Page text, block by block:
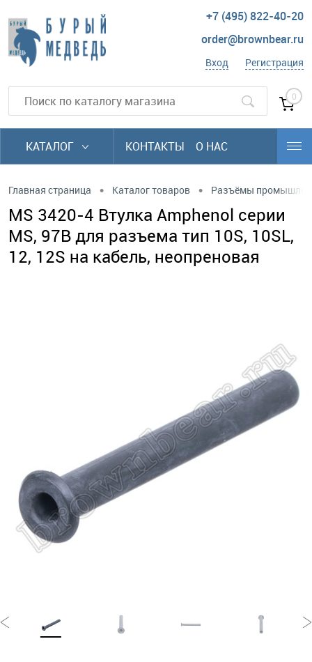
+7 (495) 822-40-20
order@brownbear.ru
Вход Регистрация
0
КАТАЛОГ КОНТАКТЫ О НАС
Главная страница • Каталог товаров • Разъёмы
MS 3420-4 Втулка Amphenol серии
MS, 97B для разъема тип 10S, 10SL,
12, 12S на кабель, неопреновая